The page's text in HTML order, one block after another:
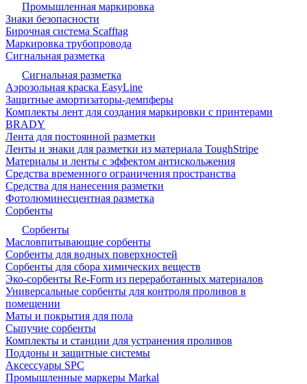
Промышленная маркировка
Знаки безопасности
Бирочная система Scafftag
Маркировка трубопровода
Сигнальная разметка
Сигнальная разметка
Аэрозольная краска EasyLine
Защитные амортизаторы-демпферы
Комплекты лент для создания маркировки с принтерами
BRADY
Лента для постоянной разметки
Ленты и знаки для разметки из материала ToughStripe
Материалы и ленты с эффектом антискольжения
Средства временного ограничения пространства
Средства для нанесения разметки
Фотолюминесцентная разметка
Сорбенты
Сорбенты
Масловпитывающие сорбенты
Сорбенты для водных поверхностей
Сорбенты для сбора химических веществ
Эко-сорбенты Re-Form из переработанных материалов
Универсальные сорбенты для контроля проливов в
помещении
Маты и покрытия для пола
Сыпучие сорбенты
Комплекты и станции для устранения проливов
Поддоны и защитные системы
Аксессуары SPC
Промышленные маркеры Markal